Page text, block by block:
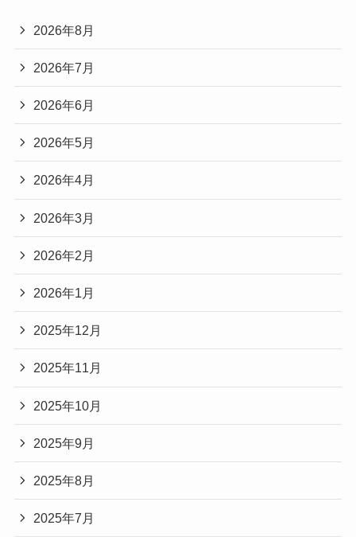
2026年8月
2026年7月
2026年6月
2026年5月
2026年4月
2026年3月
2026年2月
2026年1月
2025年12月
2025年11月
2025年10月
2025年9月
2025年8月
2025年7月